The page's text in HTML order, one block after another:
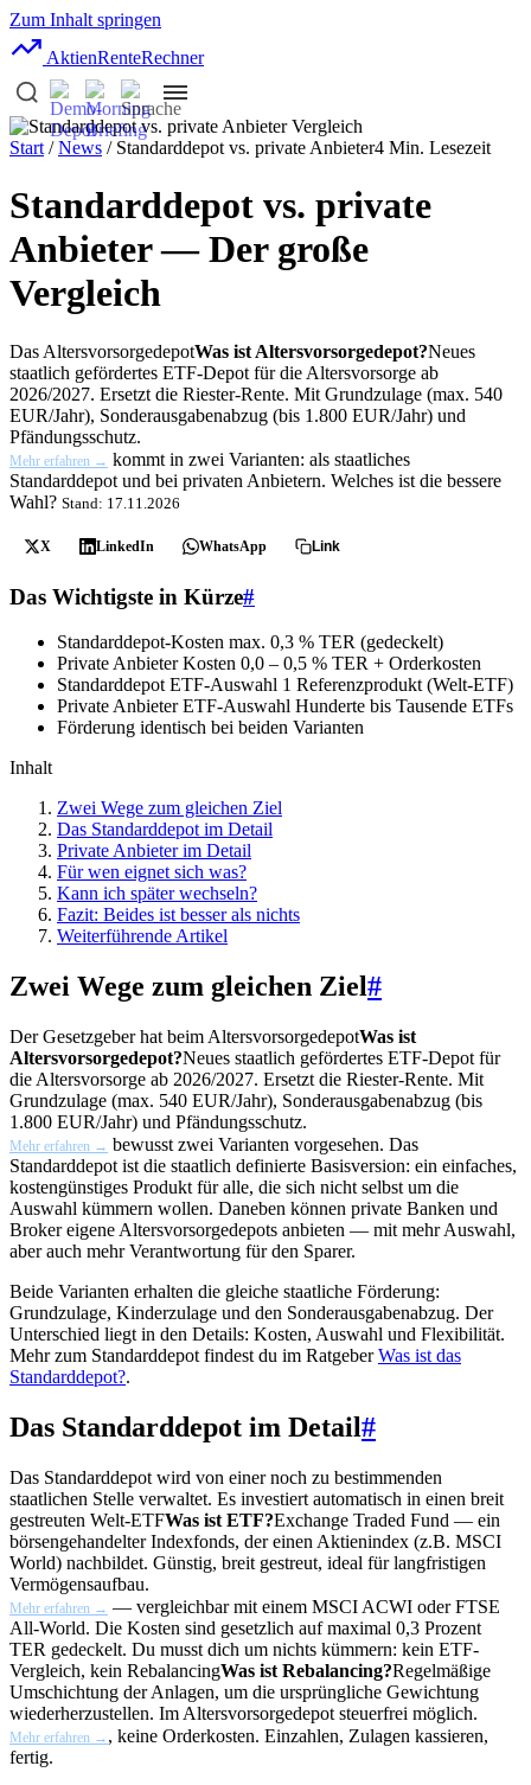
Zum Inhalt springen
AktienRenteRechner
Start /News / Standarddepot vs. private Anbieter4 Min. Lesezeit
Standarddepot vs. private
Anbieter — Der große
Vergleich
Das AltersvorsorgedepotWas ist Altersvorsorgedepot?Neues
staatlich gefördertes ETF-Depot für die Altersvorsorge ab
2026/2027. Ersetzt die Riester-Rente. Mit Grundzulage (max. 540
EUR/Jahr), Sonderausgabenabzug (bis 1.800 EUR/Jahr) und
Pfändungsschutz.
Mehr erfahren → kommt in zwei Varianten: als staatliches
Standarddepot und bei privaten Anbietern. Welches ist die bessere
Wahl? Stand: 17.11.2026
X LinkedIn WhatsApp Link
Das Wichtigste in Kürze#
Standarddepot-Kosten max. 0,3 % TER (gedeckelt)
Private Anbieter Kosten 0,0 – 0,5 % TER + Orderkosten
Standarddepot ETF-Auswahl 1 Referenzprodukt (Welt-ETF)
Private Anbieter ETF-Auswahl Hunderte bis Tausende ETFs
Förderung identisch bei beiden Varianten
Inhalt
Zwei Wege zum gleichen Ziel
Das Standarddepot im Detail
Private Anbieter im Detail
Für wen eignet sich was?
Kann ich später wechseln?
Fazit: Beides ist besser als nichts
Weiterführende Artikel
Zwei Wege zum gleichen Ziel#
Der Gesetzgeber hat beim AltersvorsorgedepotWas ist
Altersvorsorgedepot?Neues staatlich gefördertes ETF-Depot für
die Altersvorsorge ab 2026/2027. Ersetzt die Riester-Rente. Mit
Grundzulage (max. 540 EUR/Jahr), Sonderausgabenabzug (bis
1.800 EUR/Jahr) und Pfändungsschutz.
Mehr erfahren → bewusst zwei Varianten vorgesehen. Das
Standarddepot ist die staatlich definierte Basisversion: ein einfaches,
kostengünstiges Produkt für alle, die sich nicht selbst um die
Auswahl kümmern wollen. Daneben können private Banken und
Broker eigene Altersvorsorgedepots anbieten — mit mehr Auswahl,
aber auch mehr Verantwortung für den Sparer.
Beide Varianten erhalten die gleiche staatliche Förderung:
Grundzulage, Kinderzulage und den Sonderausgabenabzug. Der
Unterschied liegt in den Details: Kosten, Auswahl und Flexibilität.
Mehr zum Standarddepot findest du im RatgeberWas ist das
Standarddepot?.
Das Standarddepot im Detail#
Das Standarddepot wird von einer noch zu bestimmenden
staatlichen Stelle verwaltet. Es investiert automatisch in einen breit
gestreuten Welt-ETFWas ist ETF?Exchange Traded Fund — ein
börsengehandelter Indexfonds, der einen Aktienindex (z.B. MSCI
World) nachbildet. Günstig, breit gestreut, ideal für langfristigen
Vermögensaufbau.
Mehr erfahren → — vergleichbar mit einem MSCI ACWI oder FTSE
All-World. Die Kosten sind gesetzlich auf maximal 0,3 Prozent
TER gedeckelt. Du musst dich um nichts kümmern: kein ETF-
Vergleich, kein RebalancingWas ist Rebalancing?Regelmäßige
Umschichtung der Anlagen, um die ursprüngliche Gewichtung
wiederherzustellen. Im Altersvorsorgedepot steuerfrei möglich.
Mehr erfahren → , keine Orderkosten. Einzahlen, Zulagen kassieren,
fertig.